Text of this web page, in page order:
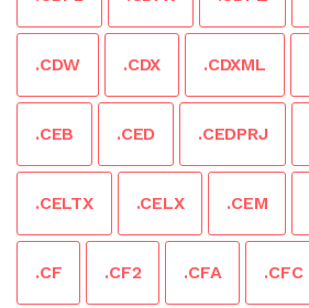
.CDW .CDX .CDXML
.CEB .CED .CEDPRJ
.CELTX .CELX .CEM
.CF .CF2 .CFA .CFC